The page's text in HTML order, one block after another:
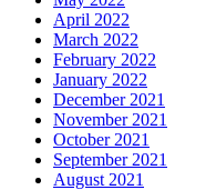
April 2022
March 2022
February 2022
January 2022
December 2021
November 2021
October 2021
September 2021
August 2021